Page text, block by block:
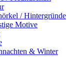
/ Hintergründe
Motive
& Winter